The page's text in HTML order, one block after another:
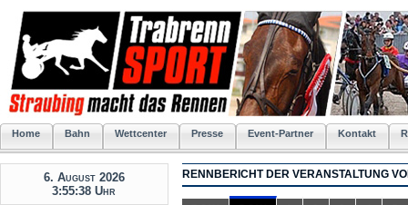
Home Bahn Wettcenter Presse Event-Partner Kontakt
6. August 2026
3:55:38 Uhr
RENNBERICHT DER VERANSTALTUNG